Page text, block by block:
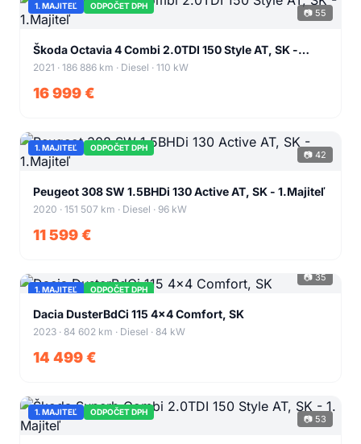
1. MAJITEĽ ODPOČET DPH
📷 55
+51
Škoda Octavia 4 Combi 2.0TDI 150 Style AT, SK -
1.Majiteľ
2021 · 186 886 km · Diesel · 110 kW
16 999 €
1. MAJITEĽ ODPOČET DPH
📷 42
+38
Peugeot 308 SW 1.5BHDi 130 Active AT, SK - 1.Majiteľ
2020 · 151 507 km · Diesel · 96 kW
11 599 €
1. MAJITEĽ ODPOČET DPH
📷 35
+31
Dacia DusterBdCi 115 4x4 Comfort, SK
2023 · 84 602 km · Diesel · 84 kW
14 499 €
1. MAJITEĽ ODPOČET DPH
📷 53